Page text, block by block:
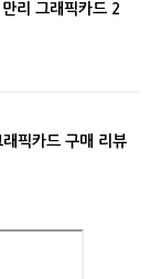
리 그래픽카드 2
픽카드 구매 리뷰